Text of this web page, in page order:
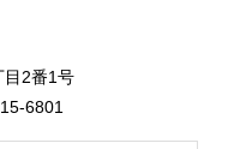
目2番1号
6801